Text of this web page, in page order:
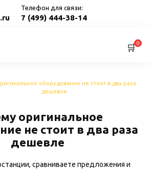
Телефон для связи:
7 (499) 444-38-14
0
оборудование не стоит в два раза
дешевле
оригинальное
не стоит в два раза
дешевле
сравниваете предложения и